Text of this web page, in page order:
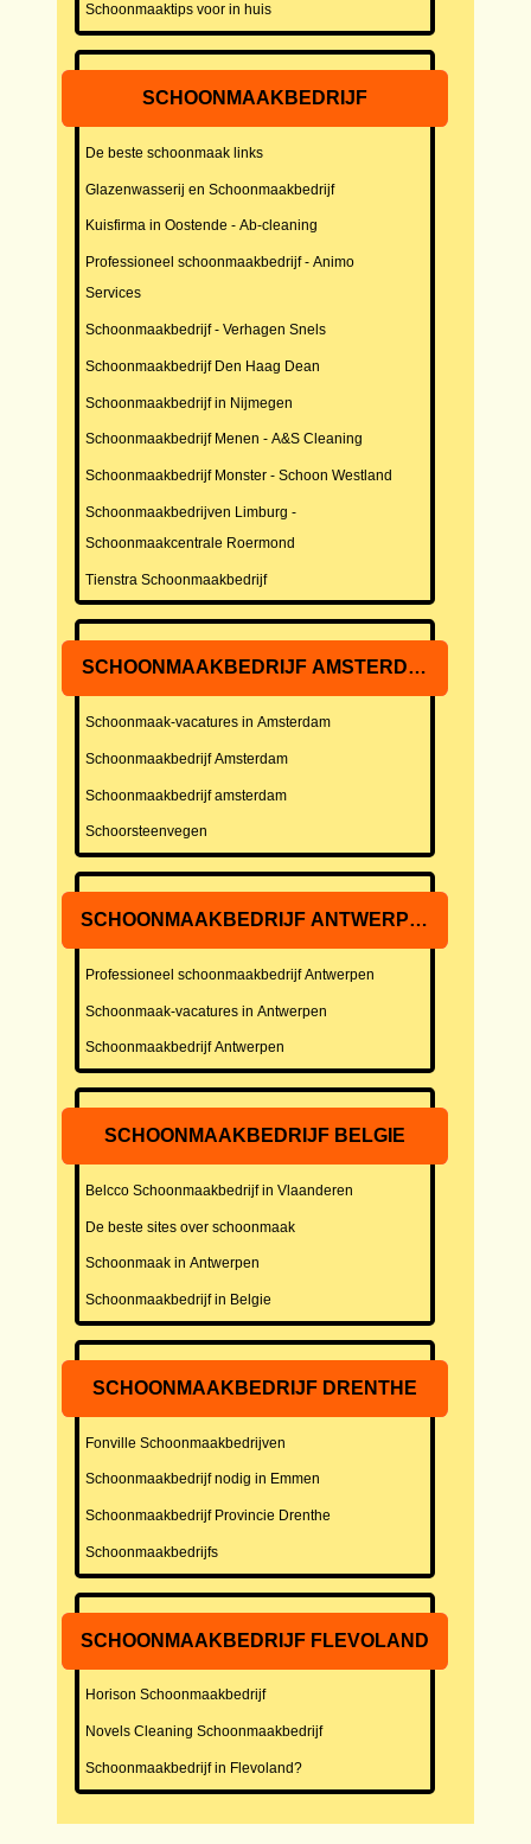
Schoonmaaktips voor in huis
SCHOONMAAKBEDRIJF
De beste schoonmaak links
Glazenwasserij en Schoonmaakbedrijf
Kuisfirma in Oostende - Ab-cleaning
Professioneel schoonmaakbedrijf - Animo
Services
Schoonmaakbedrijf - Verhagen Snels
Schoonmaakbedrijf Den Haag Dean
Schoonmaakbedrijf in Nijmegen
Schoonmaakbedrijf Menen - A&S Cleaning
Schoonmaakbedrijf Monster - Schoon Westland
Schoonmaakbedrijven Limburg -
Schoonmaakcentrale Roermond
Tienstra Schoonmaakbedrijf
SCHOONMAAKBEDRIJF AMSTERDAM
Schoonmaak-vacatures in Amsterdam
Schoonmaakbedrijf Amsterdam
Schoonmaakbedrijf amsterdam
Schoorsteenvegen
SCHOONMAAKBEDRIJF ANTWERPEN
Professioneel schoonmaakbedrijf Antwerpen
Schoonmaak-vacatures in Antwerpen
Schoonmaakbedrijf Antwerpen
SCHOONMAAKBEDRIJF BELGIE
Belcco Schoonmaakbedrijf in Vlaanderen
De beste sites over schoonmaak
Schoonmaak in Antwerpen
Schoonmaakbedrijf in Belgie
SCHOONMAAKBEDRIJF DRENTHE
Fonville Schoonmaakbedrijven
Schoonmaakbedrijf nodig in Emmen
Schoonmaakbedrijf Provincie Drenthe
Schoonmaakbedrijfs
SCHOONMAAKBEDRIJF FLEVOLAND
Horison Schoonmaakbedrijf
Novels Cleaning Schoonmaakbedrijf
Schoonmaakbedrijf in Flevoland?